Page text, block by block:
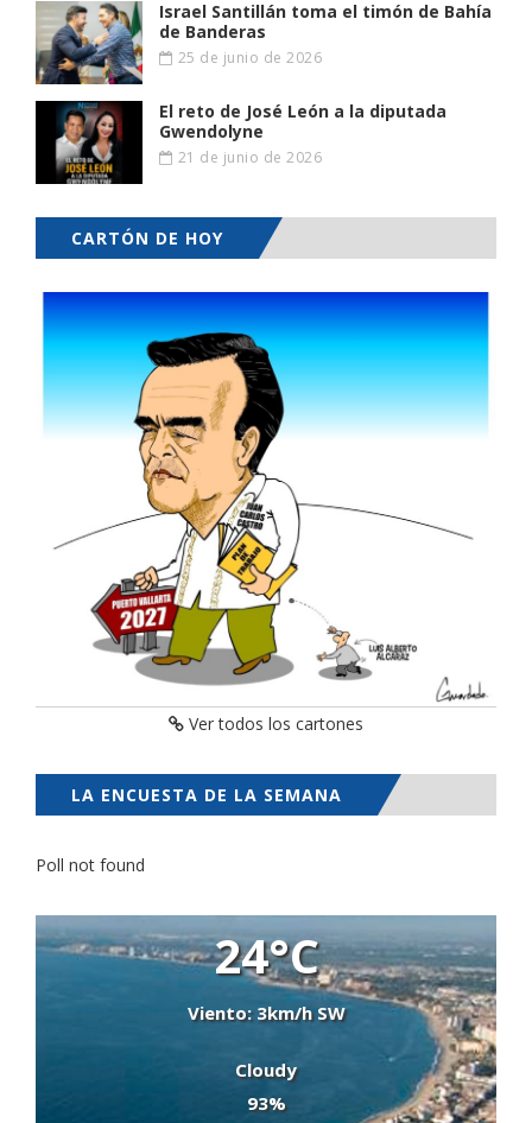
Israel Santillán toma el timón de Bahía
de Banderas
25 de junio de 2026
El reto de José León a la diputada
Gwendolyne
21 de junio de 2026
CARTÓN DE HOY
Ver todos los cartones
LA ENCUESTA DE LA SEMANA
Poll not found
24°C
Viento: 3km/h SW
Cloudy
93%